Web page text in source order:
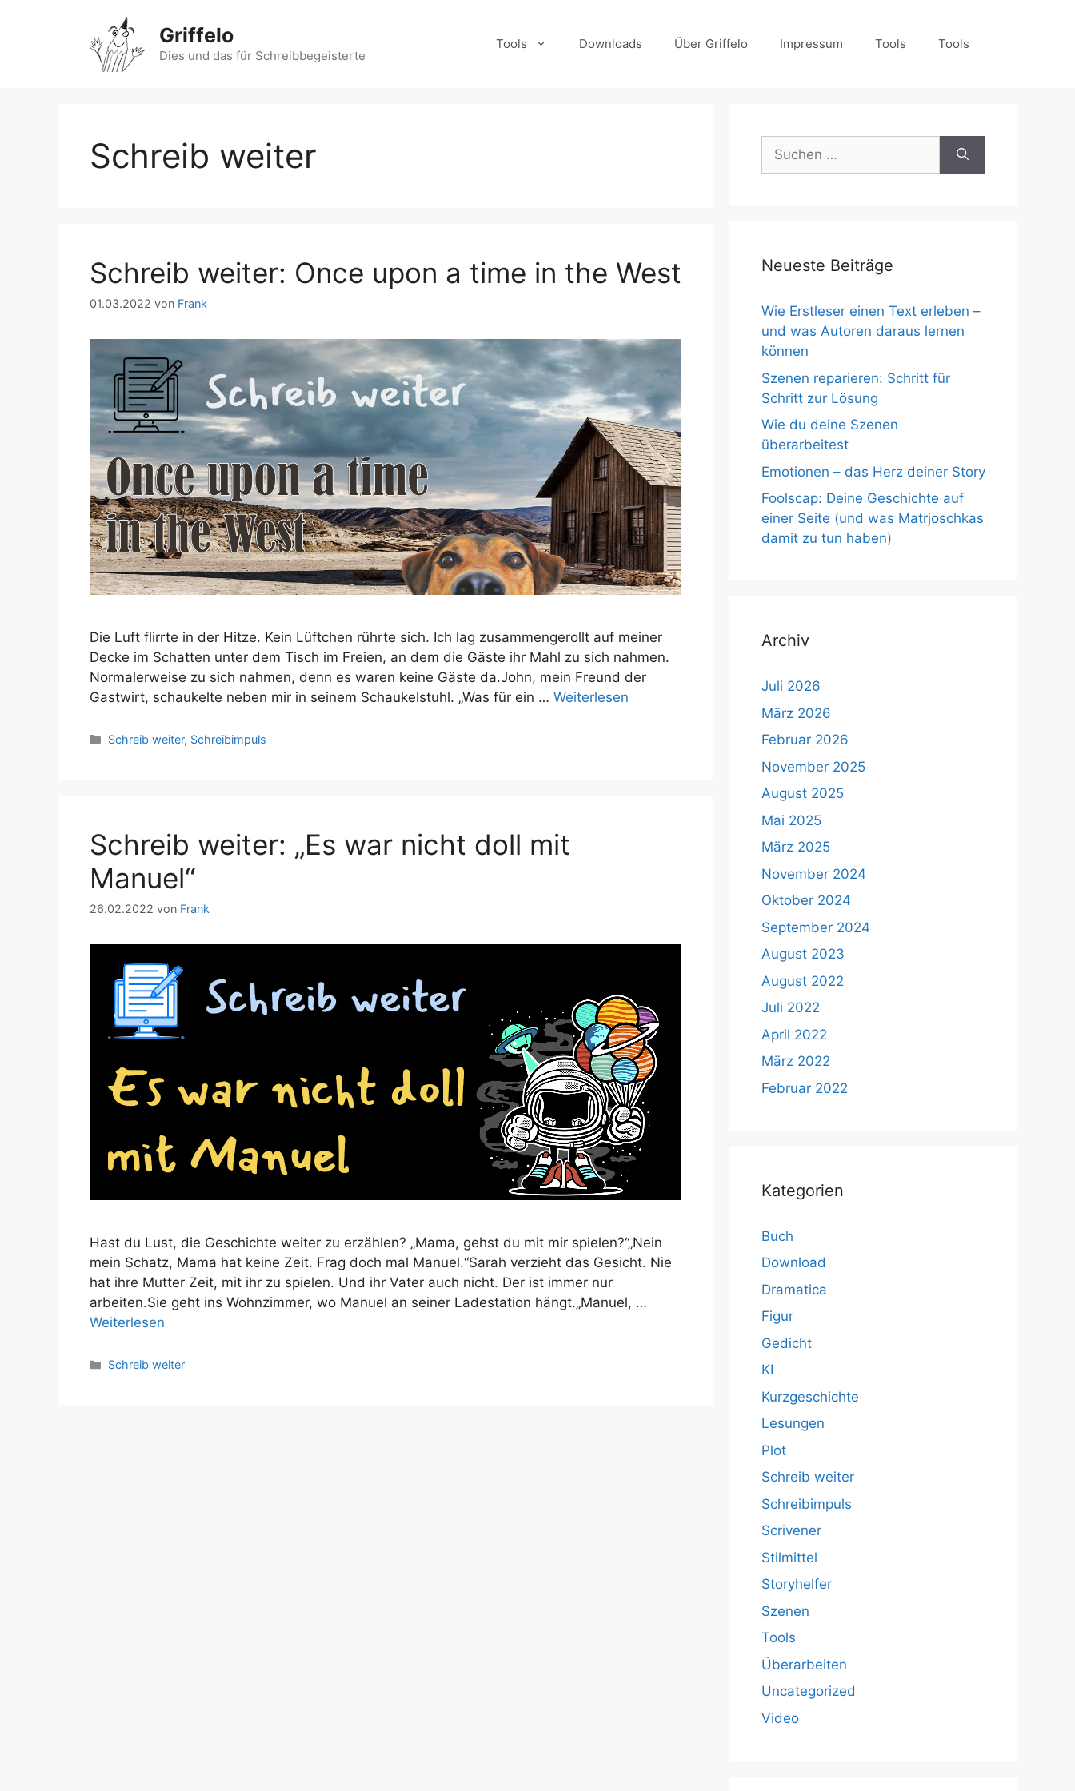
Griffelo
Dies und das für Schreibbegeisterte
Tools Downloads Über Griffelo Impressum Tools Tools
Schreib weiter
Schreib weiter: Once upon a time in the West
01.03.2022 von Frank
Die Luft flirrte in der Hitze. Kein Lüftchen rührte sich. Ich lag zusammengerollt auf meiner
Decke im Schatten unter dem Tisch im Freien, an dem die Gäste ihr Mahl zu sich nahmen.
Normalerweise zu sich nahmen, denn es waren keine Gäste da.John, mein Freund der
Gastwirt, schaukelte neben mir in seinem Schaukelstuhl. „Was für ein … Weiterlesen
Kategorien
Schreib weiter, Schreibimpuls
Schreib weiter: „Es war nicht doll mit
Manuel“
26.02.2022 von Frank
Hast du Lust, die Geschichte weiter zu erzählen? „Mama, gehst du mit mir spielen?“„Nein
mein Schatz, Mama hat keine Zeit. Frag doch mal Manuel.“Sarah verzieht das Gesicht. Nie
hat ihre Mutter Zeit, mit ihr zu spielen. Und ihr Vater auch nicht. Der ist immer nur
arbeiten.Sie geht ins Wohnzimmer, wo Manuel an seiner Ladestation hängt.„Manuel, …
Weiterlesen
Kategorien
Schreib weiter
Suchen
nach:
Neueste Beiträge
Wie Erstleser einen Text erleben –
und was Autoren daraus lernen
können
Szenen reparieren: Schritt für
Schritt zur Lösung
Wie du deine Szenen
überarbeitest
Emotionen – das Herz deiner Story
Foolscap: Deine Geschichte auf
einer Seite (und was Matrjoschkas
damit zu tun haben)
Archiv
Juli 2026
März 2026
Februar 2026
November 2025
August 2025
Mai 2025
März 2025
November 2024
Oktober 2024
September 2024
August 2023
August 2022
Juli 2022
April 2022
März 2022
Februar 2022
Kategorien
Buch
Download
Dramatica
Figur
Gedicht
KI
Kurzgeschichte
Lesungen
Plot
Schreib weiter
Schreibimpuls
Scrivener
Stilmittel
Storyhelfer
Szenen
Tools
Überarbeiten
Uncategorized
Video